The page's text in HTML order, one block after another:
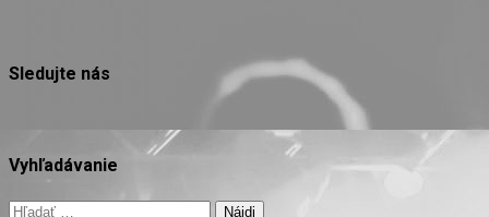
Sledujte nás
Vyhľadávanie
Hľadať: